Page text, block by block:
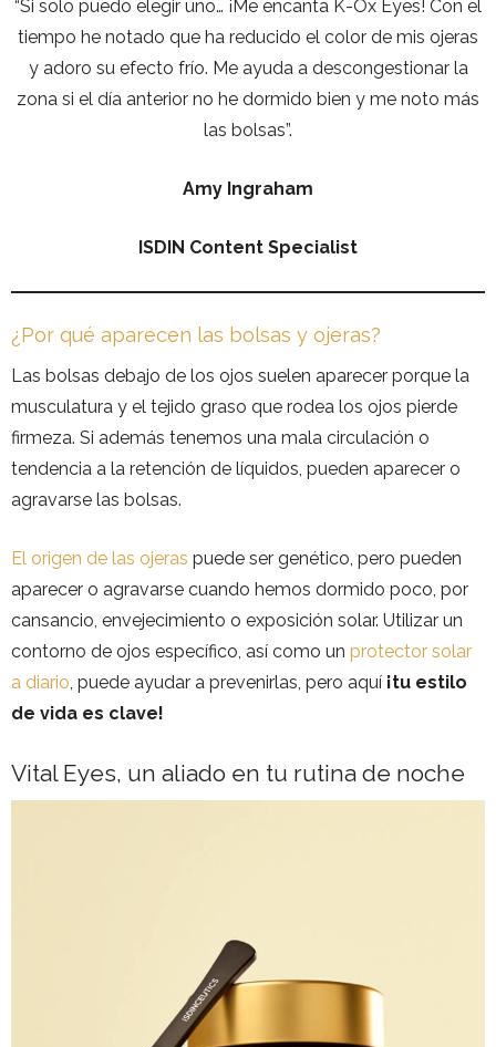
“Si solo puedo elegir uno… ¡Me encanta K-Ox Eyes! Con el
tiempo he notado que ha reducido el color de mis ojeras
y adoro su efecto frío. Me ayuda a descongestionar la
zona si el día anterior no he dormido bien y me noto más
las bolsas”.
Amy Ingraham
ISDIN Content Specialist
¿Por qué aparecen las bolsas y ojeras?
Las bolsas debajo de los ojos suelen aparecer porque la
musculatura y el tejido graso que rodea los ojos pierde
firmeza. Si además tenemos una mala circulación o
tendencia a la retención de líquidos, pueden aparecer o
agravarse las bolsas.
El origen de las ojeras puede ser genético, pero pueden
aparecer o agravarse cuando hemos dormido poco, por
cansancio, envejecimiento o exposición solar. Utilizar un
contorno de ojos específico, así como un protector solar
a diario , puede ayudar a prevenirlas, pero aquí ¡tu estilo
de vida es clave!
Vital Eyes, un aliado en tu rutina de noche